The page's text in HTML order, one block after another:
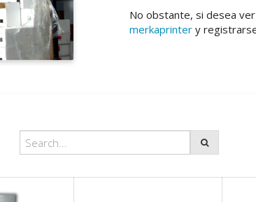
No obstante, si desea
merkaprinter y